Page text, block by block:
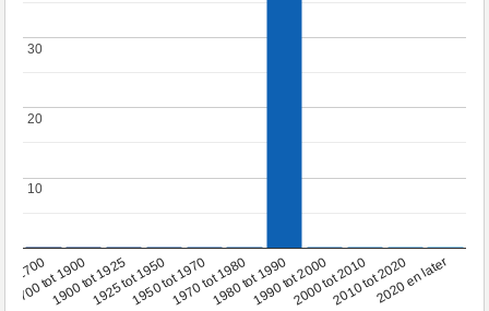
1700
1700 tot 1900
1900 tot 19251925 tot 19501950 tot 19701970 tot 19801980 tot 19901990 tot 20002000 tot 20102010 tot 20202020 en later
10
10
20
20
30
30